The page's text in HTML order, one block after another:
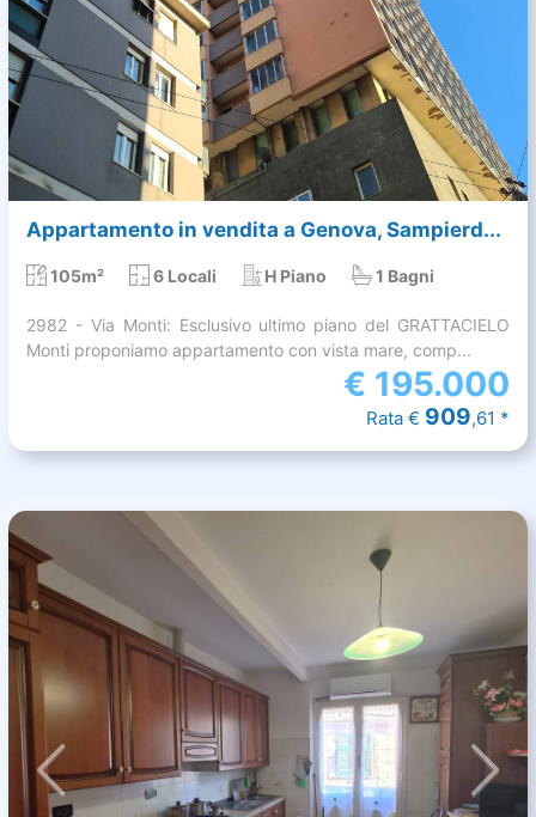
Appartamento in vendita a Genova, Sampierd...
105m² 6 Locali H Piano 1 Bagni
2982 - Via Monti: Esclusivo ultimo piano del GRATTACIELO
Monti proponiamo appartamento con vista mare, comp...
€ 195.000
Rata € 909,61 *